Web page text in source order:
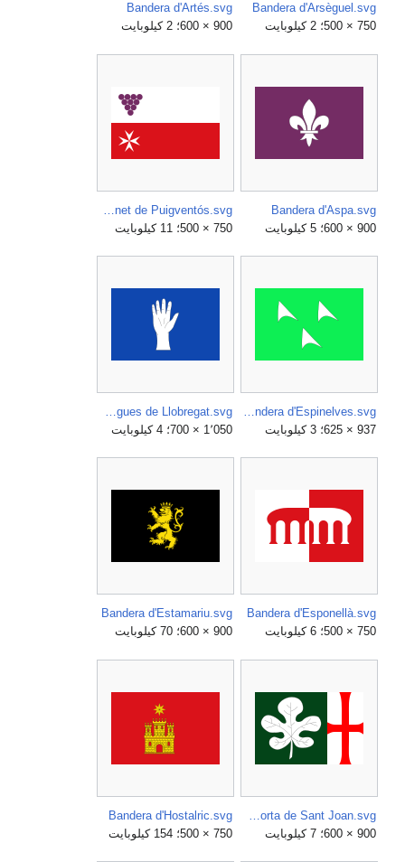
Bandera d'Arsèguel.svg
750 × 500؛ 2 كيلوبايت
Bandera d'Artés.svg
900 × 600؛ 2 كيلوبايت
Bandera d'Aspa.svg
900 × 600؛ 5 كيلوبايت
750 × 500؛ 11 كيلوبايت
Bandera d'Espinelves.svg
937 × 625؛ 3 كيلوبايت
Bandera d'Esplugues de Llobregat.svg
1٬050 × 700؛ 4 كيلوبايت
Bandera d'Esponellà.svg
750 × 500؛ 6 كيلوبايت
Bandera d'Estamariu.svg
900 × 600؛ 70 كيلوبايت
900 × 600؛ 7 كيلوبايت
Bandera d'Hostalric.svg
750 × 500؛ 154 كيلوبايت